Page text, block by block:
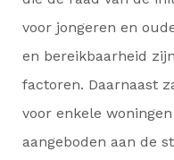
voor jongeren en
en bereikbaarheid
factoren. Daarnaast
voor enkele
aangeboden aan de